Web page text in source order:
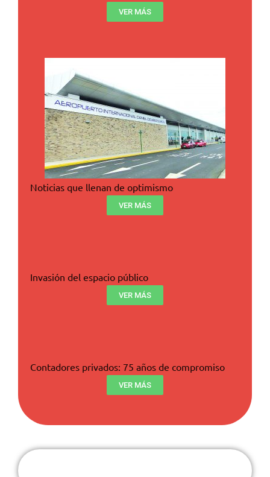
VER MÁS
Noticias que llenan de optimismo
VER MÁS
Invasión del espacio público
VER MÁS
Contadores privados: 75 años de compromiso
VER MÁS